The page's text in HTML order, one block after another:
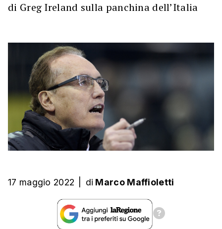
di Greg Ireland sulla panchina dell’Italia
17 maggio 2022 di Marco Maffioletti